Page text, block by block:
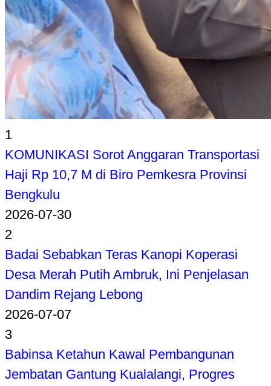
1
KOMUNIKASI Sorot Anggaran Transportasi
Haji Rp 10,7 M di Biro Pemkesra Provinsi
Bengkulu
2026-07-30
2
Badai Sebabkan Teras Kanopi Koperasi
Desa Merah Putih Ambruk, Ini Penjelasan
Dandim Rejang Lebong
2026-07-07
3
Babinsa Ketahun Kawal Pembangunan
Jembatan Gantung Kualalangi, Progres